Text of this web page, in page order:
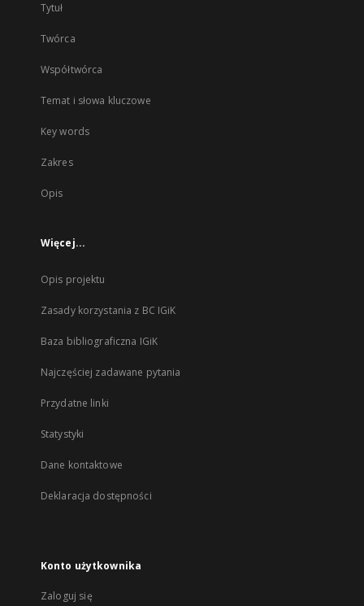
Tytuł
Twórca
Współtwórca
Temat i słowa kluczowe
Key words
Zakres
Opis
Więcej...
Opis projektu
Zasady korzystania z BC IGiK
Baza bibliograficzna IGiK
Najczęściej zadawane pytania
Przydatne linki
Statystyki
Dane kontaktowe
Deklaracja dostępności
Konto użytkownika
Zaloguj się